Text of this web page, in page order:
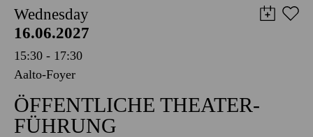
Wednesday
16.06.2027
15:30 - 17:30
Aalto-Foyer
ÖFFENTLICHE THEATER­
FÜHRUNG